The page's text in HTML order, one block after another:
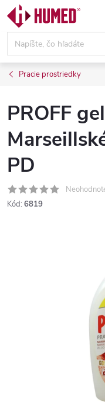
Prejsť
obsah
Pracie prostriedky
PROFF
PD
Kód: 6819